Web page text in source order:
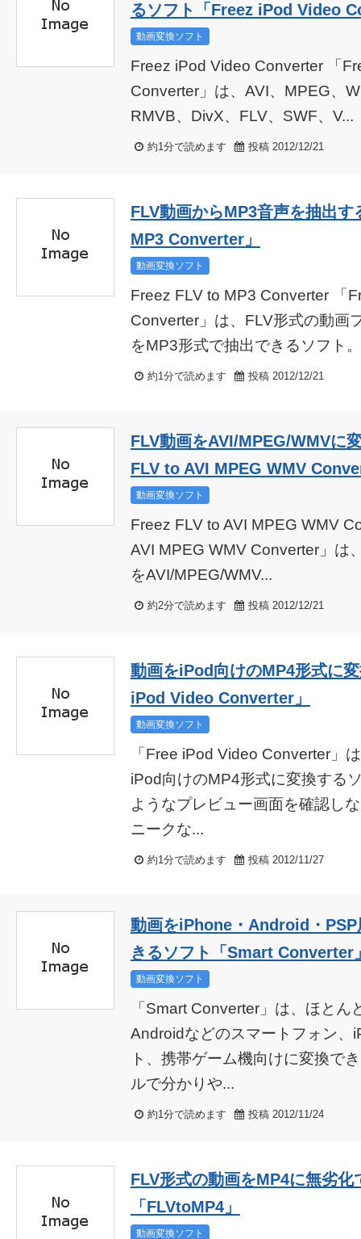
るソフト「Freez iPod Video
動画変換ソフト
Freez iPod Video Converter 「
Converter」は、AVI、MPEG、
RMVB、DivX、FLV、SWF、V...
約1分で読めます 投稿 2012/12/21
FLV動画からMP3音声を抽出
MP3 Converter」
動画変換ソフト
Freez FLV to MP3 Converter 「
Converter」は、FLV形式の動画
をMP3形式で抽出できるソフト
約1分で読めます 投稿 2012/12/21
FLV動画をAVI/MPEG/WMVに
FLV to AVI MPEG WMV
動画変換ソフト
Freez FLV to AVI MPEG WMV
AVI MPEG WMV Converter」は
をAVI/MPEG/WMV...
約2分で読めます 投稿 2012/12/21
動画をiPod向けのMP4形式に
iPod Video Converter」
動画変換ソフト
「Free iPod Video Converter」
iPod向けのMP4形式に変換する
ようなプレビュー画面を確認し
ニークな...
約1分で読めます 投稿 2012/11/27
動画をiPhone・Android・PSP
きるソフト「Smart Converter
動画変換ソフト
「Smart Converter」は、ほとん
Androidなどのスマートフォン、
ト、携帯ゲーム機向けに変換で
ルで分かりや...
約1分で読めます 投稿 2012/11/24
FLV形式の動画をMP4に無劣化
「FLVtoMP4」
動画変換ソフト